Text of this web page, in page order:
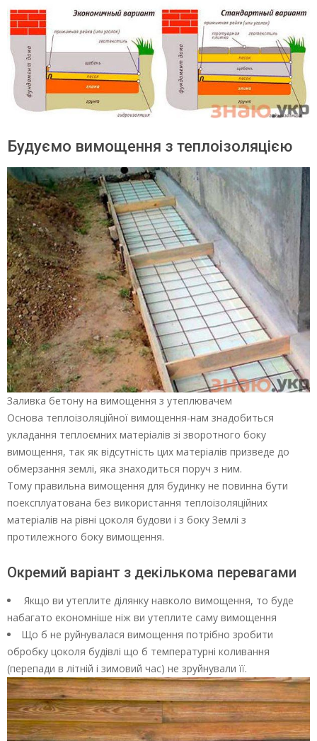
Будуємо вимощення з теплоізоляцією
Заливка бетону на вимощення з утеплювачем
Основа теплоізоляційної вимощення-нам знадобиться
укладання теплоємних матеріалів зі зворотного боку
вимощення, так як відсутність цих матеріалів призведе до
обмерзання землі, яка знаходиться поруч з ним.
Тому правильна вимощення для будинку не повинна бути
поексплуатована без використання теплоізоляційних
матеріалів на рівні цоколя будови і з боку Землі з
протилежного боку вимощення.
Окремий варіант з декількома перевагами
Якщо ви утеплите ділянку навколо вимощення, то буде
набагато економніше ніж ви утеплите саму вимощення
Що б не руйнувалася вимощення потрібно зробити
обробку цоколя будівлі що б температурні коливання
(перепади в літній і зимовий час) не зруйнували її.